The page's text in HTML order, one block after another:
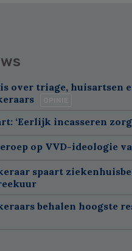
over triage, huisartsen
‘Eerlijk incasseren
op VVD-ideologie
spaart
behalen hoogste